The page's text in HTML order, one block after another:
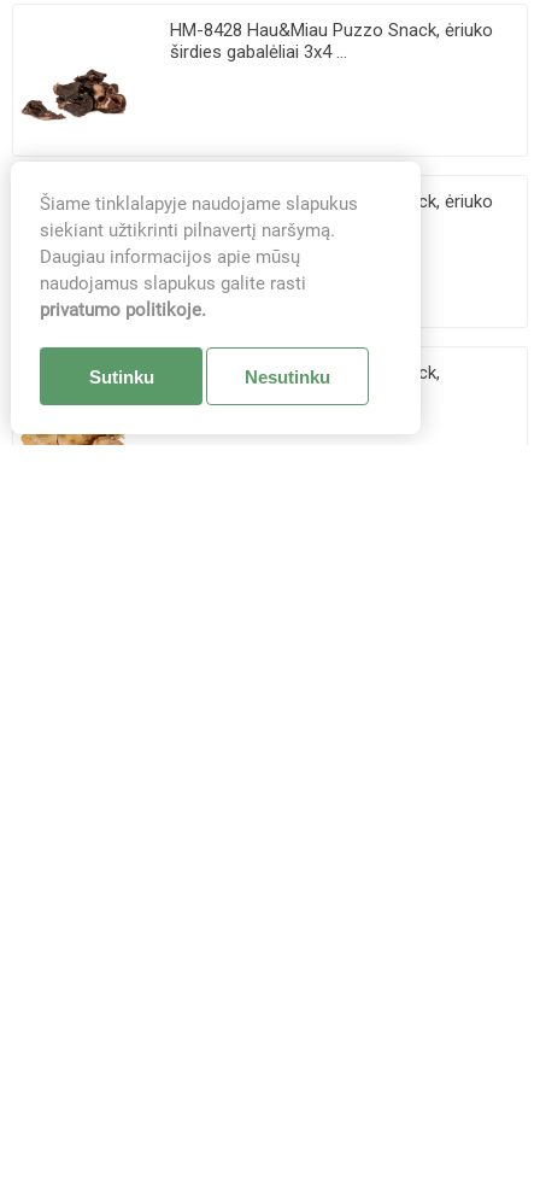
HM-8428 Hau&Miau Puzzo Snack, ėriuko
širdies gabalėliai 3x4 ...
HM-8429 Hau&Miau Puzzo Snack, ėriuko
trachėjos, 14-17 cm, 10...
HM-8431 Hau&Miau Puzzo Snack,
Šiame tinklalapyje naudojame slapukus
siekiant užtikrinti pilnavertį naršymą.
Daugiau informacijos apie mūsų
naudojamus slapukus galite rasti
privatumo politikoje.
Sutinku Nesutinku